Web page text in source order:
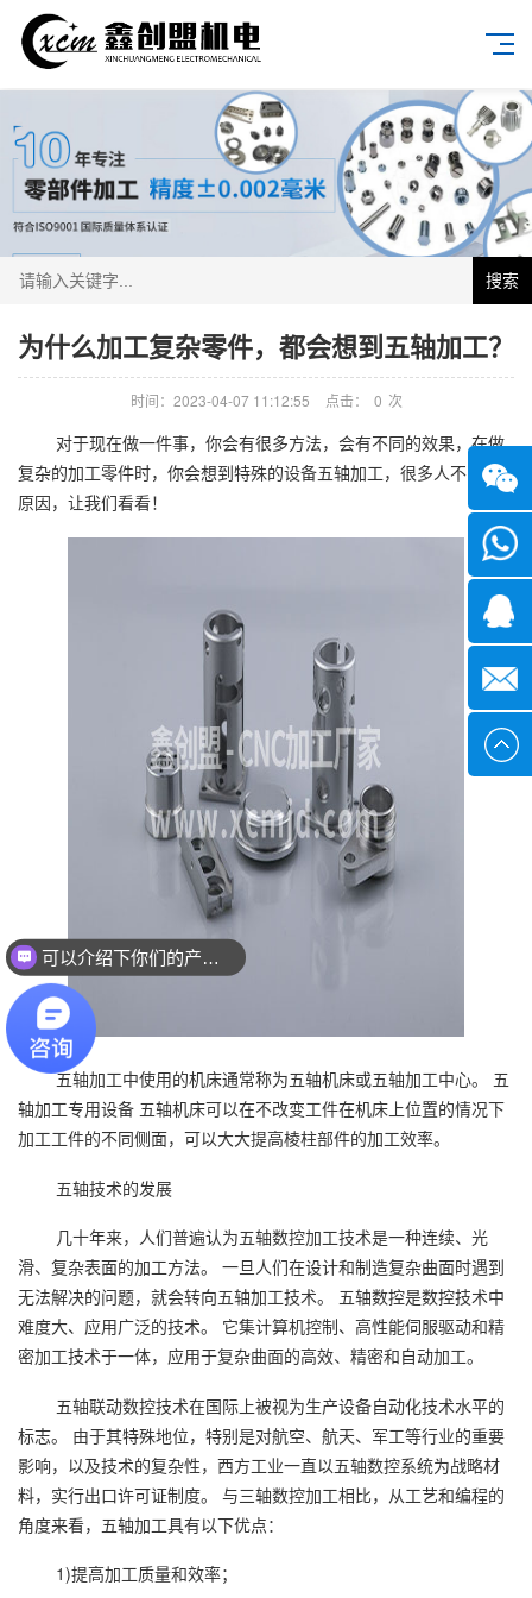
搜索
为什么加工复杂零件，都会想到五轴加工？
时间：2023-04-07 11:12:55 点击： 0 次
对于现在做一件事，你会有很多方法，会有不同的效果，在做
复杂的加工零件时，你会想到特殊的设备五轴加工，很多人不明白
原因，让我们看看！
五轴加工中使用的机床通常称为五轴机床或五轴加工中心。 五
轴加工专用设备 五轴机床可以在不改变工件在机床上位置的情况下
加工工件的不同侧面，可以大大提高棱柱部件的加工效率。
五轴技术的发展
几十年来，人们普遍认为五轴数控加工技术是一种连续、光
滑、复杂表面的加工方法。 一旦人们在设计和制造复杂曲面时遇到
无法解决的问题，就会转向五轴加工技术。 五轴数控是数控技术中
难度大、应用广泛的技术。 它集计算机控制、高性能伺服驱动和精
密加工技术于一体，应用于复杂曲面的高效、精密和自动加工。
五轴联动数控技术在国际上被视为生产设备自动化技术水平的
标志。 由于其特殊地位，特别是对航空、航天、军工等行业的重要
影响，以及技术的复杂性，西方工业一直以五轴数控系统为战略材
料，实行出口许可证制度。 与三轴数控加工相比，从工艺和编程的
角度来看，五轴加工具有以下优点：
1)提高加工质量和效率；
微信